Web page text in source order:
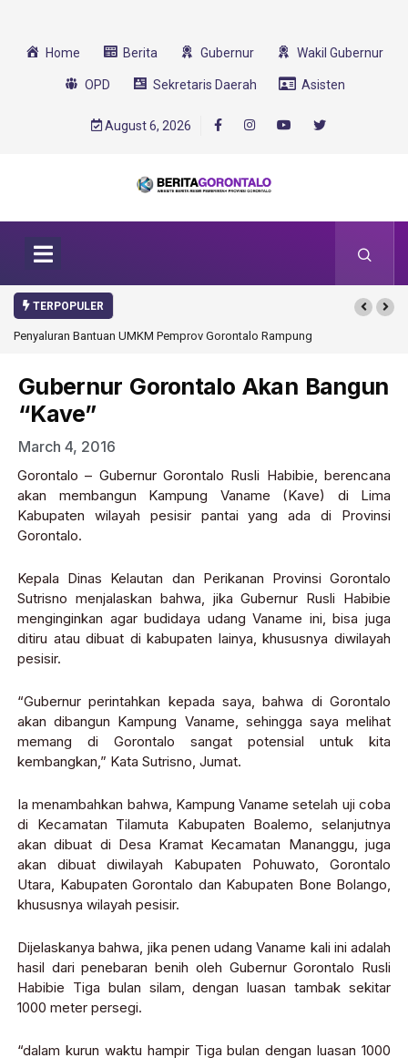
Home Berita Gubernur Wakil Gubernur
OPD Sekretaris Daerah Asisten
August 6, 2026
TERPOPULER
Penyaluran Bantuan UMKM Pemprov Gorontalo Rampung
Gubernur Gorontalo Akan Bangun
“Kave”
March 4, 2016
Gorontalo – Gubernur Gorontalo Rusli Habibie, berencana
akan membangun Kampung Vaname (Kave) di Lima
Kabupaten wilayah pesisir pantai yang ada di Provinsi
Gorontalo.
Kepala Dinas Kelautan dan Perikanan Provinsi Gorontalo
Sutrisno menjalaskan bahwa, jika Gubernur Rusli Habibie
menginginkan agar budidaya udang Vaname ini, bisa juga
ditiru atau dibuat di kabupaten lainya, khususnya diwilayah
pesisir.
“Gubernur perintahkan kepada saya, bahwa di Gorontalo
akan dibangun Kampung Vaname, sehingga saya melihat
memang di Gorontalo sangat potensial untuk kita
kembangkan,” Kata Sutrisno, Jumat.
Ia menambahkan bahwa, Kampung Vaname setelah uji coba
di Kecamatan Tilamuta Kabupaten Boalemo, selanjutnya
akan dibuat di Desa Kramat Kecamatan Mananggu, juga
akan dibuat diwilayah Kabupaten Pohuwato, Gorontalo
Utara, Kabupaten Gorontalo dan Kabupaten Bone Bolango,
khususnya wilayah pesisir.
Dijelaskanya bahwa, jika penen udang Vaname kali ini adalah
hasil dari penebaran benih oleh Gubernur Gorontalo Rusli
Habibie Tiga bulan silam, dengan luasan tambak sekitar
1000 meter persegi.
“dalam kurun waktu hampir Tiga bulan dengan luasan 1000